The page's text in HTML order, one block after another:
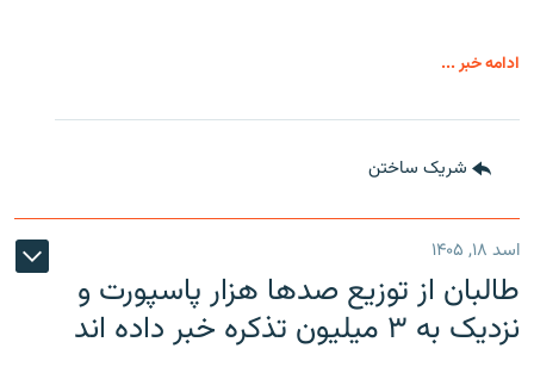
ادامه خبر ...
شریک ساختن
اسد ۱۸, ۱۴۰۵
طالبان از توزیع صدها هزار پاسپورت و
نزدیک به ۳ میلیون تذکره خبر داده اند